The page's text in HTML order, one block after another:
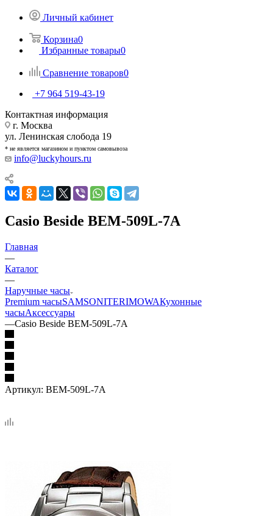
Личный кабинет
Корзина0
Избранные товары0
Сравнение товаров0
+7 964 519-43-19
Контактная информация
г. Москва
ул. Ленинская слобода 19
* не является магазином и пунктом самовывоза
info@luckyhours.ru
Casio Beside BEM-509L-7A
Главная
—
Каталог
—
Наручные часы
Premium часыSAMSONITERIMOWAКухонные
часыАксессуары
—Casio Beside BEM-509L-7A
Артикул: BEM-509L-7A